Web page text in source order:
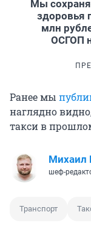
Мы
здоровья
млн
ОСГОП
Ранее мы
наглядно
такси в
Михаил
шеф-
Транспорт